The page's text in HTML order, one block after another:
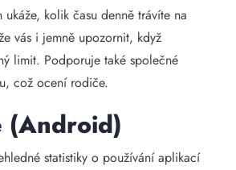
ukáže, kolik času denně trávíte na
vás i jemně upozornit, když
limit. Podporuje také společné
což ocení rodiče.
(Android)
statistiky o používání aplikací